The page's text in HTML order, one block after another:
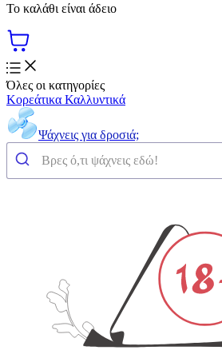
Το καλάθι είναι άδειο
Όλες οι κατηγορίες
Κορεάτικα Καλλυντικά
Ψάχνεις για δροσιά;